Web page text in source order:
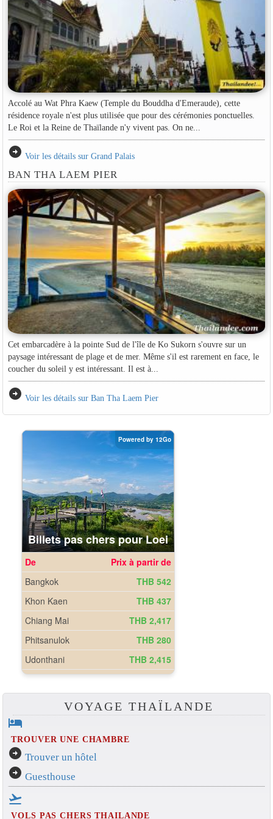
Accolé au Wat Phra Kaew (Temple du Bouddha d'Emeraude), cette
résidence royale n'est plus utilisée que pour des cérémonies ponctuelles.
Le Roi et la Reine de Thaïlande n'y vivent pas. On ne...
arrow_circle_right Voir les détails sur Grand Palais
BAN THA LAEM PIER
Cet embarcadère à la pointe Sud de l'île de Ko Sukorn s'ouvre sur un
paysage intéressant de plage et de mer. Même s'il est rarement en face, le
coucher du soleil y est intéressant. Il est à...
arrow_circle_right Voir les détails sur Ban Tha Laem Pier
VOYAGE THAÏLANDE
hotel
TROUVER UNE CHAMBRE
arrow_circle_right Trouver un hôtel
arrow_circle_right Guesthouse
flight_takeoff
VOLS PAS CHERS THAILANDE